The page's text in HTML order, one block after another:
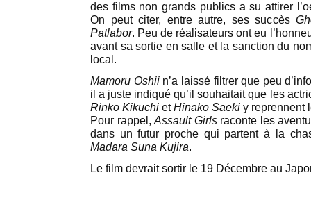
des films non grands publics a su attirer
On peut citer, entre autre, ses succès
Patlabor. Peu de réalisateurs ont eu
avant sa sortie en salle et la sanction du
local.
Mamoru Oshii n’a laissé filtrer que peu
il a juste indiqué qu’il souhaitait que les
Rinko Kikuchi etHinako Saeki y reprennent
Pour rappel,Assault Girlsraconte les
dans un futur proche qui partent à la
Madara Suna Kujira.
Le film devrait sortir le 19 Décembre au